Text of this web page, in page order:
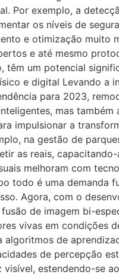
Por exemplo, a
os níveis de
e otimização muito
e até mesmo
um potencial
e digital Levando a
para 2023,
mas também
impulsionar a
na gestão de
as reais,
melhoram com
todo é uma demanda
Agora, com o
de imagem bi-
vivas em condições
algoritmos de
de percepção
estendendo-se